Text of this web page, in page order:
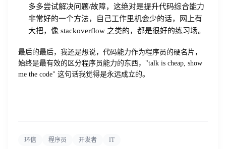
多多尝试解决问题/故障，这绝对是提升代码综合能力
非常好的一个方法，自己工作里机会少的话，网上有
大把，像 stackoverflow 之类的，都是很好的练习场。
最后的最后，我还是想说，代码能力作为程序员的硬名片，
始终是最有效的区分程序员能力的东西，"talk is cheap, show
me the code" 这句话我觉得是永远成立的。
环信 程序员 开发者 IT